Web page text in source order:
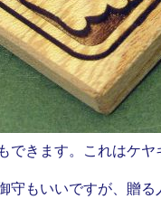
できます。これはケ
守もいいですが、贈